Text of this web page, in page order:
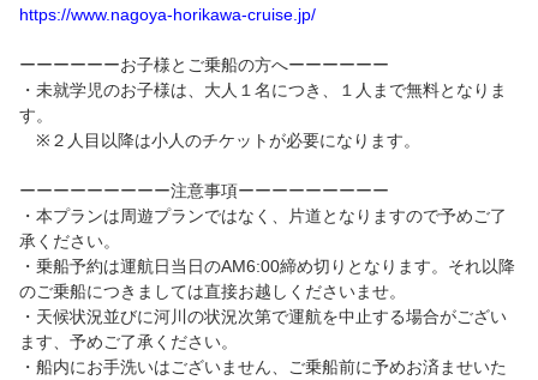
https://www.nagoya-horikawa-cruise.jp/
ーーーーーーお子様とご乗船の方へーーーーーー
・未就学児のお子様は、大人１名につき、１人まで無料となりま
す。
※２人目以降は小人のチケットが必要になります。
ーーーーーーーーー注意事項ーーーーーーーーー
・本プランは周遊プランではなく、片道となりますので予めご了
承ください。
・乗船予約は運航日当日のAM6:00締め切りとなります。それ以降
のご乗船につきましては直接お越しくださいませ。
・天候状況並びに河川の状況次第で運航を中止する場合がござい
ます、予めご了承ください。
・船内にお手洗いはございません、ご乗船前に予めお済ませいた